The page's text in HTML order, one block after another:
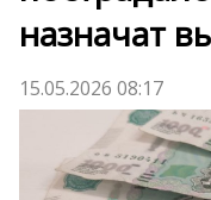
назначат
15.05.2026 08:17